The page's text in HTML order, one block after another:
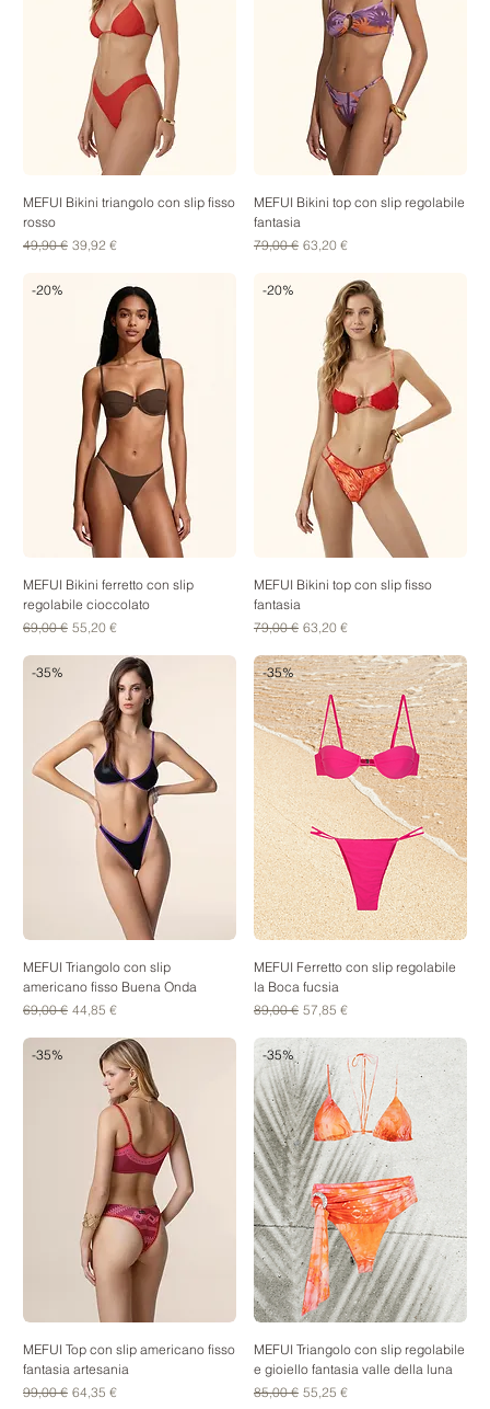
MEFUI Bikini triangolo con slip fisso
rosso
Prezzo regolare
49,90 € Prezzo scontato
39,92 €
MEFUI Bikini top con slip regolabile
fantasia
Prezzo regolare
79,00 € Prezzo scontato
63,20 €
-20%
MEFUI Bikini ferretto con slip
regolabile cioccolato
Prezzo regolare
69,00 € Prezzo scontato
55,20 €
-20%
MEFUI Bikini top con slip fisso
fantasia
Prezzo regolare
79,00 € Prezzo scontato
63,20 €
-35%
MEFUI Triangolo con slip
americano fisso Buena Onda
Prezzo regolare
69,00 € Prezzo scontato
44,85 €
-35%
MEFUI Ferretto con slip regolabile
la Boca fucsia
Prezzo regolare
89,00 € Prezzo scontato
57,85 €
-35%
MEFUI Top con slip americano fisso
fantasia artesania
Prezzo regolare
99,00 € Prezzo scontato
64,35 €
-35%
MEFUI Triangolo con slip regolabile
e gioiello fantasia valle della luna
Prezzo regolare
85,00 € Prezzo scontato
55,25 €